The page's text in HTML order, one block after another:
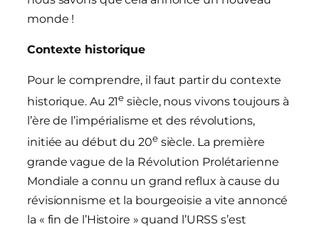
monde !
Contexte historique
Pour le comprendre, il faut partir du contexte
historique. Au 21e siècle, nous vivons toujours à
l’ère de l’impérialisme et des révolutions,
initiée au début du 20esiècle. La première
grande vague de la Révolution Prolétarienne
Mondiale a connu un grand reflux à cause du
révisionnisme et la bourgeoisie a vite annoncé
la « fin de l’Histoire » quand l’URSS s’est